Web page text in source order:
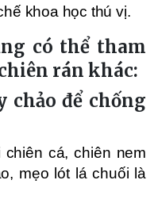
khoa học thú vị.
có thể tham
rán khác:
chảo để chống
cá, chiên nem
mẹo lót lá chuối là